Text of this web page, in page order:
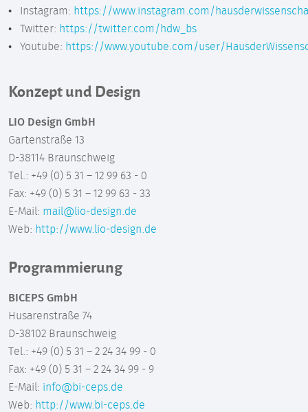
Instagram: https://www.instagram.com/
Twitter: https://twitter.com/hdw_bs
Youtube: https://www.youtube.com/user/
Konzept und Design
LIO Design GmbH
Gartenstraße 13
D-38114 Braunschweig
Tel.: +49 (0) 5 31 – 12 99 63 - 0
Fax: +49 (0) 5 31 – 12 99 63 - 33
E-Mail: mail@lio-design.de
Web: http://www.lio-design.de
Programmierung
BICEPS GmbH
Husarenstraße 74
D-38102 Braunschweig
Tel.: +49 (0) 5 31 – 2 24 34 99 - 0
Fax: +49 (0) 5 31 – 2 24 34 99 - 9
E-Mail: info@bi-ceps.de
Web: http://www.bi-ceps.de